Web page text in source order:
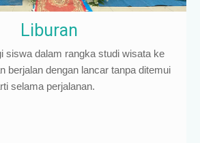
Liburan
siswa dalam rangka studi wisata ke
berjalan dengan lancar tanpa ditemui
selama perjalanan.